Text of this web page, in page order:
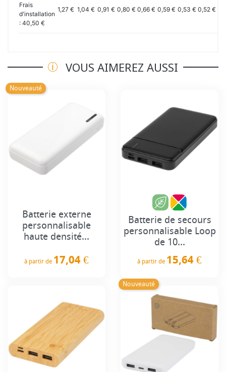
Frais
d'installation
: 40,50 €
1,27 € 1,04 € 0,91 € 0,80 € 0,66 € 0,59 € 0,53 € 0,52 €
VOUS AIMEREZ AUSSI
Nouveauté
Batterie externe
personnalisable
haute densité...
à partir de 17,04 €
Batterie de secours
personnalisable Loop
de 10...
à partir de 15,64 €
Nouveauté